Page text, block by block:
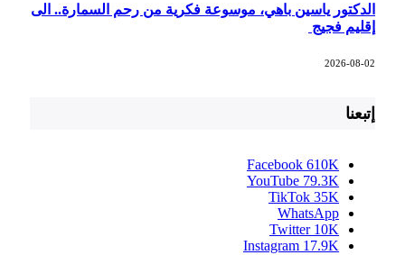
الدكتور ياسين باهي، موسوعة فكرية من رحم السمارة.. الى
إقليم فجيج
2026-08-02
إتبعنا
Facebook 610K
YouTube 79.3K
TikTok 35K
WhatsApp
Twitter 10K
Instagram 17.9K